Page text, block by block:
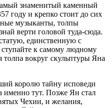
знаменитый каменный
году и крепко стоит до сих
музыканты, толпы
верти головой туда-сюда.
единственную с
к самому людному
толпа вокруг скульптуры Яна
королю тайну исповеди
именно тут. Позже Ян стал
Чехии, и желания,